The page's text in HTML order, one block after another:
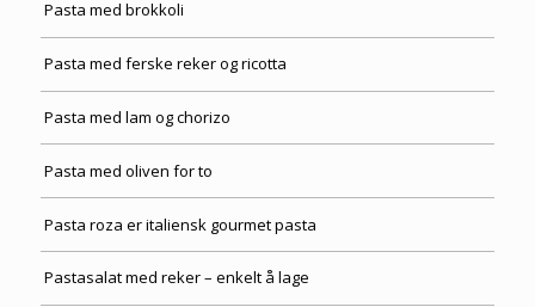
Pasta med brokkoli
Pasta med ferske reker og ricotta
Pasta med lam og chorizo
Pasta med oliven for to
Pasta roza er italiensk gourmet pasta
Pastasalat med reker – enkelt å lage